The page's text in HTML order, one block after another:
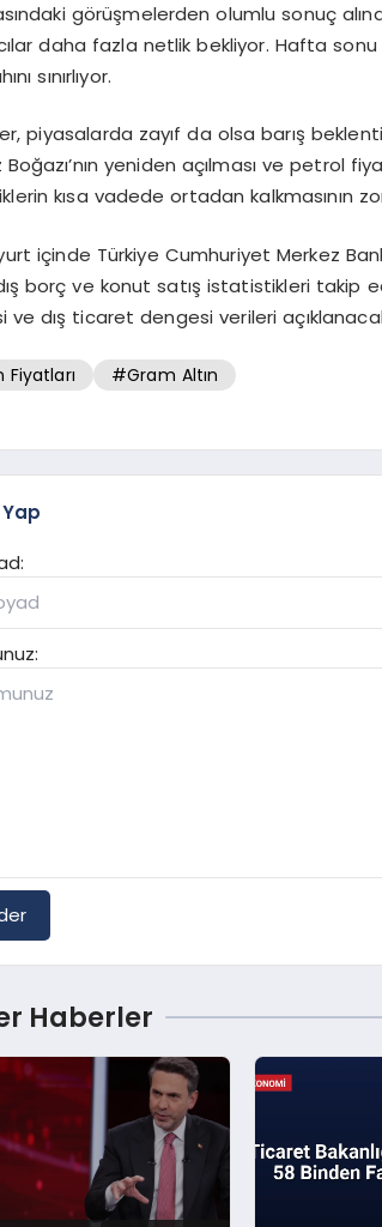
görüşmelerden olumlu sonuç
daha fazla netlik bekliyor. Hafta
sınırlıyor.
piyasalarda zayıf da olsa barış
Boğazı’nın yeniden açılması ve petrol
kısa vadede ortadan kalkmasının
içinde Türkiye Cumhuriyet Merkez
borç ve konut satış istatistikleri takip
ve dış ticaret dengesi verileri
Fiyatları #Gram Altın
Haberler